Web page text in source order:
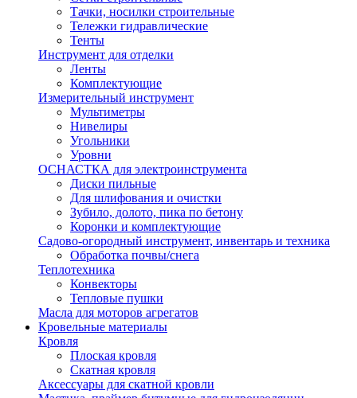
Тачки, носилки строительные
Тележки гидравлические
Тенты
Инструмент для отделки
Ленты
Комплектующие
Измерительный инструмент
Мультиметры
Нивелиры
Угольники
Уровни
ОСНАСТКА для электроинструмента
Диски пильные
Для шлифования и очистки
Зубило, долото, пика по бетону
Коронки и комплектующие
Садово-огородный инструмент, инвентарь и техника
Обработка почвы/снега
Теплотехника
Конвекторы
Тепловые пушки
Масла для моторов агрегатов
Кровельные материалы
Кровля
Плоская кровля
Скатная кровля
Аксессуары для скатной кровли